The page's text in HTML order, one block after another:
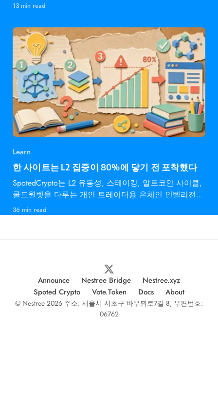
13 min read
Learn
한 사이트는 L2 집중이 80%에 닿기 전 포착했다
SpotedCrypto는 L2 유동성, 스테이킹, 알트코인 사이클,
콜드월렛을 다루는 개인 트레이더용 온체인 인텔리전스
다.
36 min read
Announce Nestree Bridge
Nestree.xyz
Spoted Crypto
Vote.Token Docs About
© Nestree 2026 주소: 서울시 서초구 바우뫼로7길 8, 우편번호:
06762